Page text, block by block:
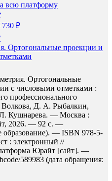
всю платформу
730 ₽
Ортогональные проекции и
Ортогональные
с числовыми отметками :
профессионального
Волкова, Д. А. Рыбалкин,
Кушнарева. — Москва :
2026. — 92 с. —
образование). — ISBN 978-5-
: электронный //
Юрайт [сайт]. —
589983 (дата обращения: